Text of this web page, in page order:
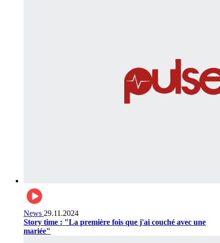
News 29.11.2024
Story time : "La première fois que j'ai couché avec une
mariée"